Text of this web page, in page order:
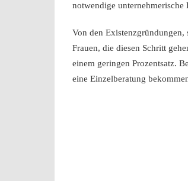
notwendige unternehmerische
Von den
Frauen, die diesen Schritt
einem geringen Prozentsatz.
eine Einzelberatung